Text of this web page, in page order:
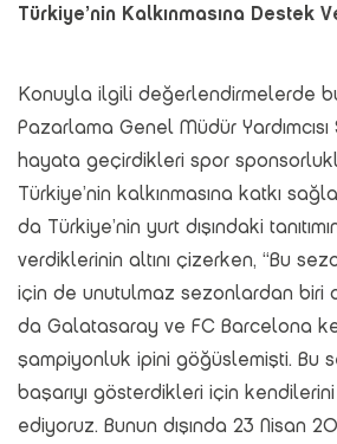
Türkiye’nin Kalkınmasına Destek
Konuyla ilgili değerlendirmelerde
Pazarlama Genel Müdür
hayata geçirdikleri spor
Türkiye’nin kalkınmasına katkı
da Türkiye’nin yurt dışındaki
verdiklerinin altını çizerken, “Bu
için de unutulmaz sezonlardan biri
da Galatasaray ve FC Barcelona
şampiyonluk ipini göğüslemişti. Bu
başarıyı gösterdikleri için
ediyoruz. Bunun dışında 23 Nisan